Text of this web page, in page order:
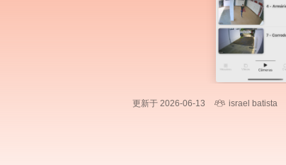
更新于 2026-06-13 israel batista